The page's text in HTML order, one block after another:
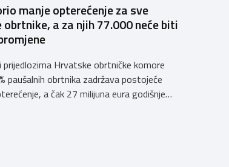
manje opterećenje za sve
obrtnike, a za njih 77.000 neće biti
prijedlozima Hrvatske obrtničke komore
paušalnih obrtnika zadržava postojeće
a čak 27 milijuna eura godišnje